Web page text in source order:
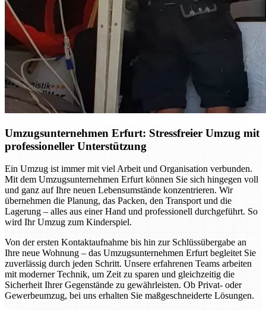
Umzugsunternehmen Erfurt: Stressfreier Umzug mit
professioneller Unterstützung
Ein Umzug ist immer mit viel Arbeit und Organisation verbunden.
Mit dem Umzugsunternehmen Erfurt können Sie sich hingegen voll
und ganz auf Ihre neuen Lebensumstände konzentrieren. Wir
übernehmen die Planung, das Packen, den Transport und die
Lagerung – alles aus einer Hand und professionell durchgeführt. So
wird Ihr Umzug zum Kinderspiel.
Von der ersten Kontaktaufnahme bis hin zur Schlüssübergabe an
Ihre neue Wohnung – das Umzugsunternehmen Erfurt begleitet Sie
zuverlässig durch jeden Schritt. Unsere erfahrenen Teams arbeiten
mit moderner Technik, um Zeit zu sparen und gleichzeitig die
Sicherheit Ihrer Gegenstände zu gewährleisten. Ob Privat- oder
Gewerbeumzug, bei uns erhalten Sie maßgeschneiderte Lösungen.